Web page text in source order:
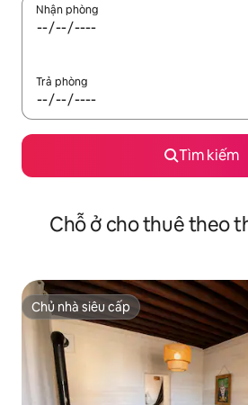
Nhận phòng
Trả phòng
Tìm kiếm
Chỗ ở cho thuê theo
Chủ nhà siêu cấp
Chủ nhà siêu cấp